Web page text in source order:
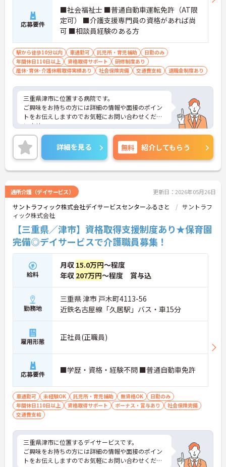
応募要件
■社会福祉士 ■普通自動車運転免許（AT限
定可） ■介護支援専門員の資格があれば尚
可 ■相談員経験のある方
駅から徒歩10分以内 車通勤可 託児所・育児補助
日勤のみ
年間休日110日以上
資格取得サポート
研修制度あり
産休･育休･介護休暇取得実績あり
社会保険完備 交通費支給 退職金制度あり
三重県津市に位置する病院です。
ご興味をお持ちの方には詳細の情報や面接のポイン
トをお伝えしますのでお気軽にお問い合わせくださ
いませ。
詳細を見る 無料 紹介してもらう
通所介護（デイサービス） 更新日：2026年05月26日
サントラフィック株式会社デイサービスセンターふるさと
サントラフ
ィック株式会社
【三重県／津市】資格取得支援制度あり★保育園
完備◎デイサービスで介護職員募集！
給料
月収 15.0万円～程度
年収 207万円～程度 賞与込
勤務地
三重県 津市 戸木町4113-56
近鉄名古屋線「久居駅」バス・車15分
雇用形態 正社員(正職員)
応募要件 ■学歴・資格・経験不問 ■普通自動車免許
車通勤可 未経験OK 託児所・育児補助 無資格OK
日勤のみ
年間休日110日以上
資格取得サポート ボーナス・賞与あり
社会保険完備
交通費支給
三重県津市に位置するデイサービスです。
ご興味をお持ちの方には詳細の情報や面接のポイン
トをお伝えしますのでお気軽にお問い合わせくださ